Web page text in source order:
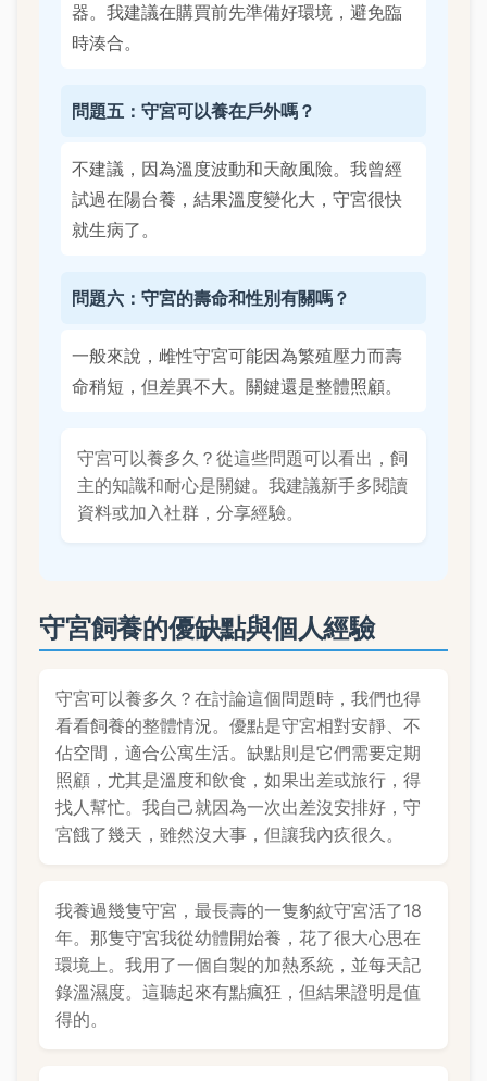
器。我建議在購買前先準備好環境，避免臨
時湊合。
問題五：守宮可以養在戶外嗎？
不建議，因為溫度波動和天敵風險。我曾經
試過在陽台養，結果溫度變化大，守宮很快
就生病了。
問題六：守宮的壽命和性別有關嗎？
一般來說，雌性守宮可能因為繁殖壓力而壽
命稍短，但差異不大。關鍵還是整體照顧。
守宮可以養多久？從這些問題可以看出，飼
主的知識和耐心是關鍵。我建議新手多閱讀
資料或加入社群，分享經驗。
守宮飼養的優缺點與個人經驗
守宮可以養多久？在討論這個問題時，我們也得
看看飼養的整體情況。優點是守宮相對安靜、不
佔空間，適合公寓生活。缺點則是它們需要定期
照顧，尤其是溫度和飲食，如果出差或旅行，得
找人幫忙。我自己就因為一次出差沒安排好，守
宮餓了幾天，雖然沒大事，但讓我內疚很久。
我養過幾隻守宮，最長壽的一隻豹紋守宮活了18
年。那隻守宮我從幼體開始養，花了很大心思在
環境上。我用了一個自製的加熱系統，並每天記
錄溫濕度。這聽起來有點瘋狂，但結果證明是值
得的。